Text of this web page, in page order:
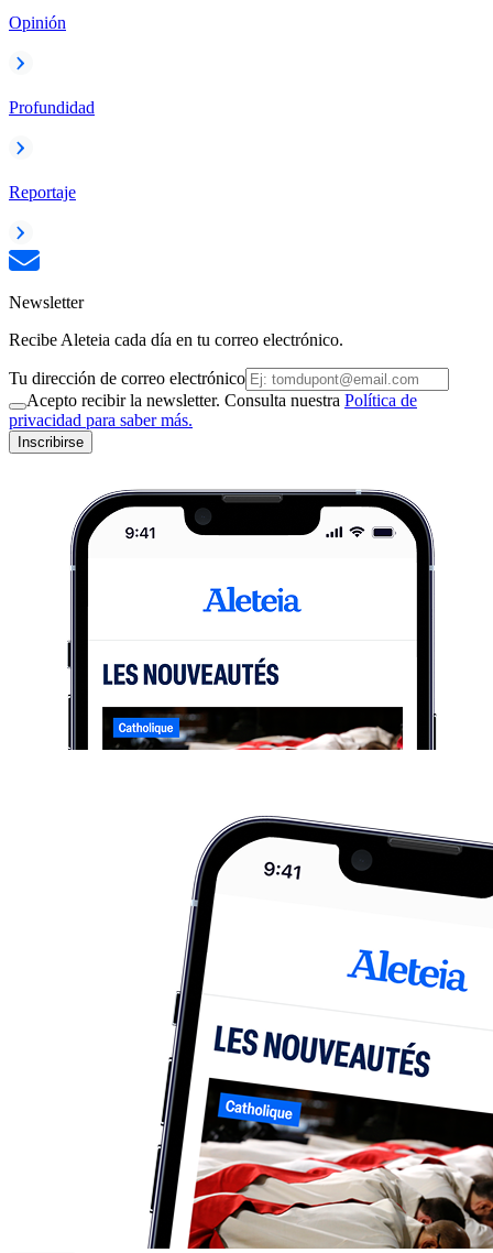
Opinión
Profundidad
Reportaje
Newsletter
Recibe Aleteia cada día en tu correo electrónico.
Tu dirección de correo electrónico
Acepto recibir la newsletter. Consulta nuestra Política de
privacidad para saber más.
Inscribirse